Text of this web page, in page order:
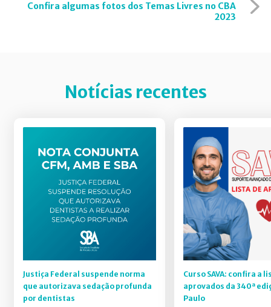
Confira algumas fotos dos Temas Livres no CBA
2023
Notícias recentes
Justiça Federal suspende norma
que autorizava sedação profunda
por dentistas
Curso SAVA: confira a
aprovados da 340ª
Paulo